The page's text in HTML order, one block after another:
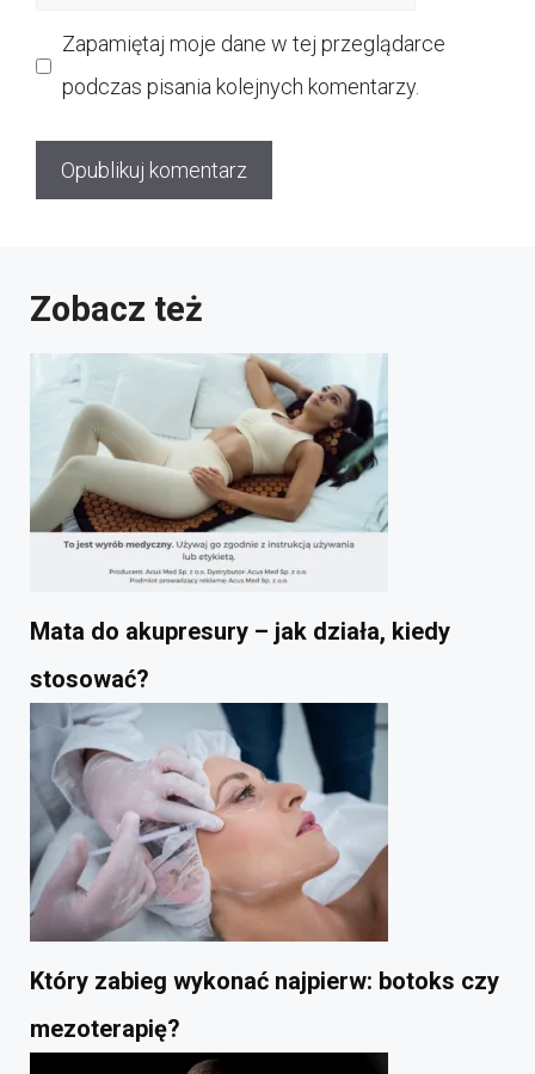
Zapamiętaj moje dane w tej przeglądarce
podczas pisania kolejnych komentarzy.
Zobacz też
Mata do akupresury – jak działa, kiedy
stosować?
Który zabieg wykonać najpierw: botoks czy
mezoterapię?